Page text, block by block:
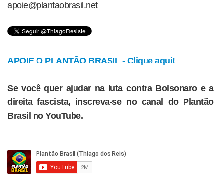
apoie@plantaobrasil.net
APOIE O PLANTÃO BRASIL - Clique aqui!
Se você quer ajudar na luta contra Bolsonaro e a
direita fascista, inscreva-se no canal do Plantão
Brasil no YouTube.